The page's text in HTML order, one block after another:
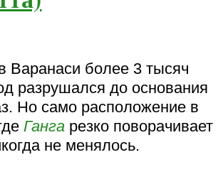
Варанаси более 3 тысяч
разрушался до основания
Но само расположение в
Ганга резко поворачивает
не менялось.